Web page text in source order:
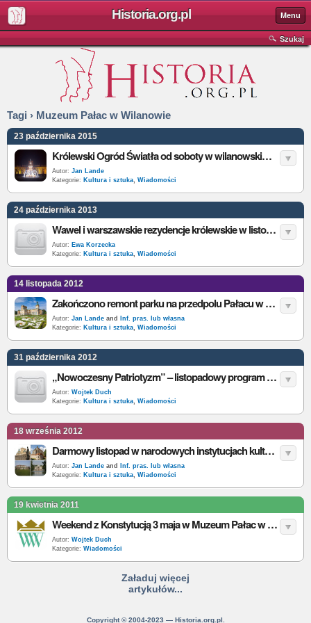
Historia.org.pl Menu
Szukaj
Tagi › Muzeum Pałac w Wilanowie
23 października 2015
Królewski Ogród Światła od soboty w wilanowskim Pałacu
Autor: Jan Lande
Kategorie: Kultura i sztuka, Wiadomości
24 października 2013
Wawel i warszawskie rezydencje królewskie w listopadzie zobaczymy za darmo
Autor: Ewa Korzecka
Kategorie: Kultura i sztuka, Wiadomości
14 listopada 2012
Zakończono remont parku na przedpolu Pałacu w Wilanowie
Autor: Jan Lande and
Inf. pras. lub własna
Kategorie: Kultura i sztuka, Wiadomości
31 października 2012
„Nowoczesny Patriotyzm” – listopadowy program darmowego zwiedzania Rezydencji Królewskich
Autor: Wojtek Duch
Kategorie: Kultura i sztuka, Wiadomości
18 września 2012
Darmowy listopad w narodowych instytucjach kultury! Za darmo m.in. na Zamek Królewski na Wawelu
Autor: Jan Lande and
Inf. pras. lub własna
Kategorie: Kultura i sztuka, Wiadomości
19 kwietnia 2011
Weekend z Konstytucją 3 maja w Muzeum Pałac w Wilanowie
Autor: Wojtek Duch
Kategorie: Wiadomości
Załaduj więcej
artykułów...
Copyright © 2004-2023 — Historia.org.pl.